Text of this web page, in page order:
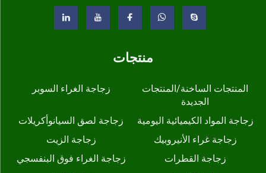
منتجات
المنتجات الساخنة/المنتجات
الجديدة
زجاجة الغراء السوبر
زجاجة المواد الكيميائية اليومية
زجاجة لصق السيانوأكريلات
زجاجة غراء الأنيروبيك
زجاجة الزيت
زجاجة القطرات
زجاجة الغراء فوق البنفسجي